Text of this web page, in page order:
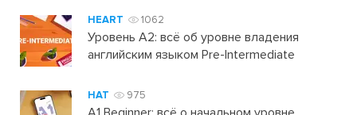
HEART 1062
Уровень А2: всё об уровне владения
английским языком Pre-Intermediate
HAT 975